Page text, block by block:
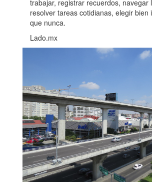
trabajar, registrar recuerdos, navegar
resolver tareas cotidianas, elegir bien
que nunca.
Lado.mx